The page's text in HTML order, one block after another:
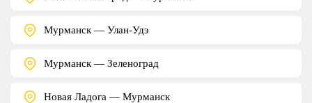
Мурманск — Улан-Удэ
Мурманск — Зеленоград
Новая Ладога — Мурманск